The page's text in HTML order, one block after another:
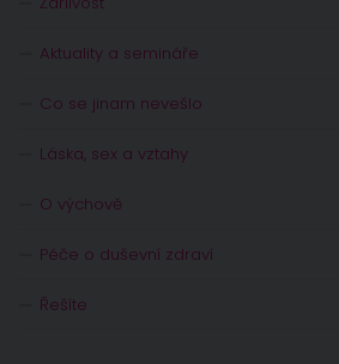
Aktuality a semináře
Co se jinam nevešlo
Láska, sex a vztahy
O výchově
Péče o duševní zdraví
Řešíte